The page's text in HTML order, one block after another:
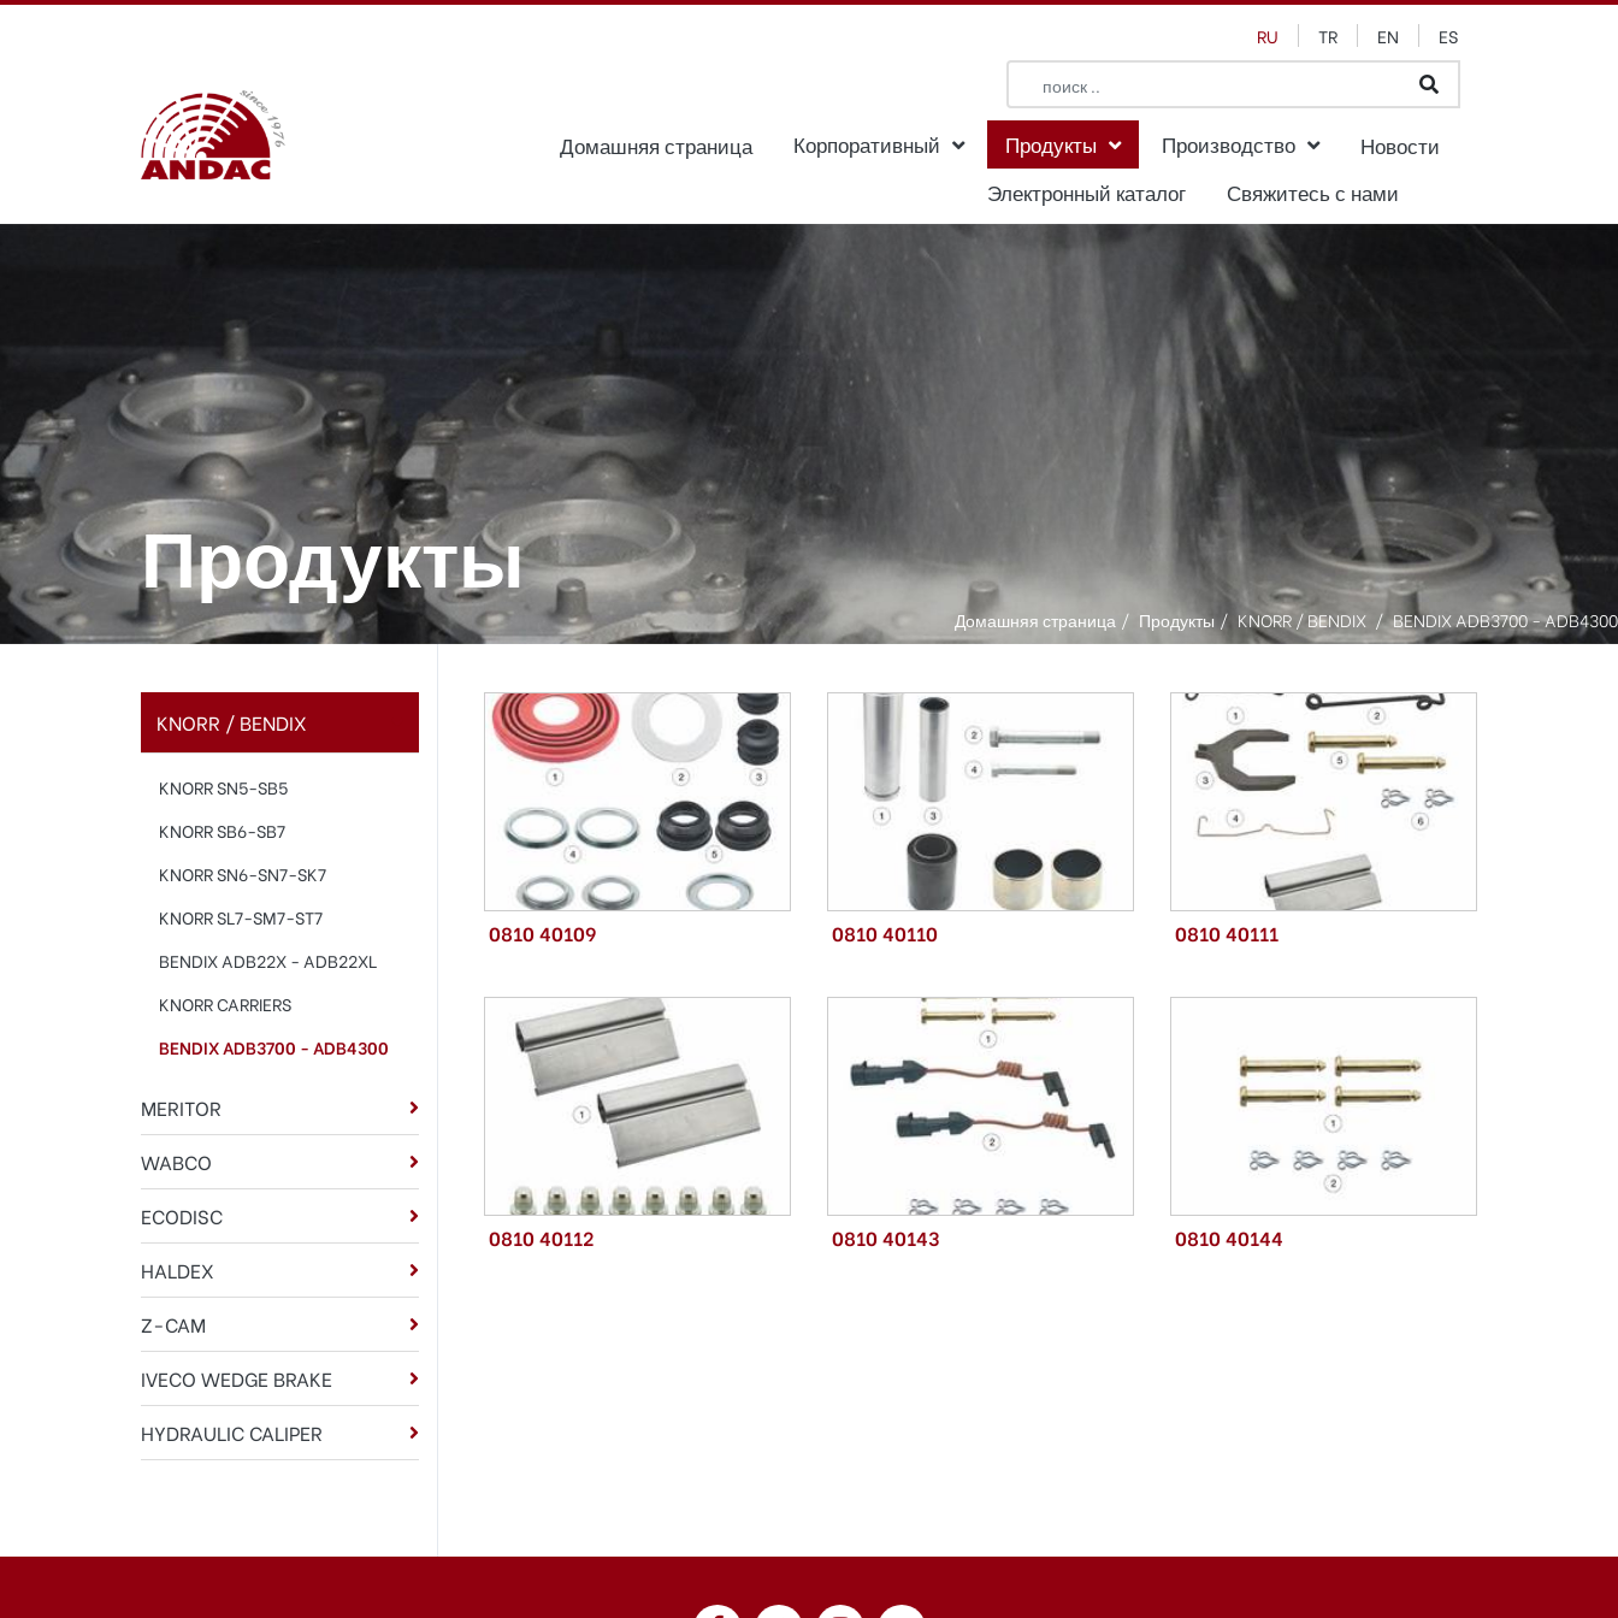
RU TR EN ES
Домашняя страница Корпоративный Продукты Производство
Новости
Электронный каталог
Свяжитесь с нами
Продукты
Домашняя страница Продукты KNORR / BENDIX BENDIX ADB3700 - ADB4300
KNORR / BENDIX
KNORR SN5-SB5
KNORR SB6-SB7
KNORR SN6-SN7-SK7
KNORR SL7-SM7-ST7
BENDIX ADB22X - ADB22XL
KNORR CARRIERS
BENDIX ADB3700 - ADB4300
MERITOR
WABCO
ECODISC
HALDEX
Z-CAM
IVECO WEDGE BRAKE
HYDRAULIC CALIPER
0810 40109 0810 40110 0810 40111
0810 40112 0810 40143 0810 40144